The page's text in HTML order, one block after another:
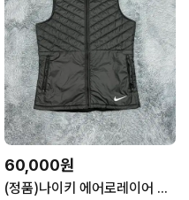
60,000원
(정품)나이키 에어로레이어 조끼패딩 L